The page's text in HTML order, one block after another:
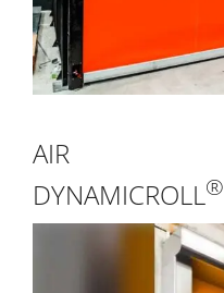
AIR
DYNAMICROLL®